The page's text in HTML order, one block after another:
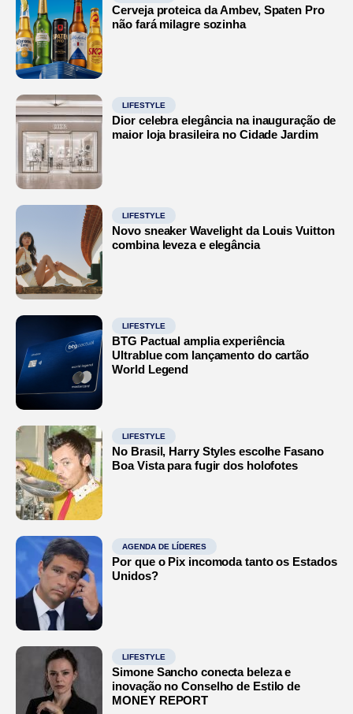
Cerveja proteica da Ambev, Spaten Pro
não fará milagre sozinha
LIFESTYLE
Dior celebra elegância na inauguração de
maior loja brasileira no Cidade Jardim
LIFESTYLE
Novo sneaker Wavelight da Louis Vuitton
combina leveza e elegância
LIFESTYLE
BTG Pactual amplia experiência
Ultrablue com lançamento do cartão
World Legend
LIFESTYLE
No Brasil, Harry Styles escolhe Fasano
Boa Vista para fugir dos holofotes
AGENDA DE LÍDERES
Por que o Pix incomoda tanto os Estados
Unidos?
LIFESTYLE
Simone Sancho conecta beleza e
inovação no Conselho de Estilo de
MONEY REPORT